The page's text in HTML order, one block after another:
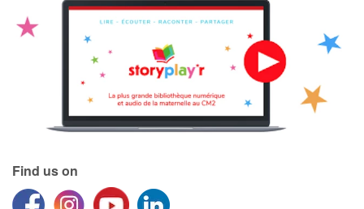
Dyslexia and reading disorders
Find us on